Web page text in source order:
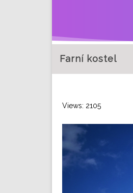
Farní kostel
Views: 2105